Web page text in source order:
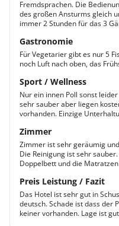
Fremdsprachen. Die
des großen Ansturms gleich
immer 2 Stunden für das 3
Gastronomie
Für Vegetarier gibt es nur 5
noch Luft nach oben, das
Sport / Wellness
Nur ein innen Poll sonst
sehr sauber aber liegen
vorhanden. Einzige
Zimmer
Zimmer ist sehr geräumig
Die Reinigung ist sehr
Doppelbett und die
Preis Leistung / Fazit
Das Hotel ist sehr gut in
deutsch. Schade ist dass der
keiner vorhanden. Lage ist